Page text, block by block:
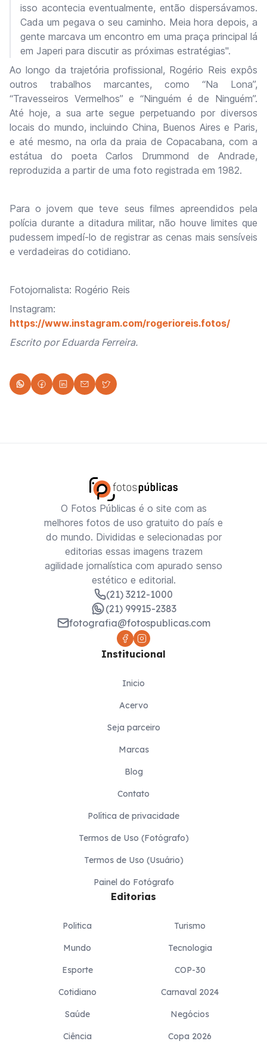
isso acontecia eventualmente, então dispersávamos.
Cada um pegava o seu caminho. Meia hora depois, a
gente marcava um encontro em uma praça principal lá
em Japeri para discutir as próximas estratégias".
Ao longo da trajetória profissional, Rogério Reis expôs
outros trabalhos marcantes, como “Na Lona”,
“Travesseiros Vermelhos” e “Ninguém é de Ninguém”.
Até hoje, a sua arte segue perpetuando por diversos
locais do mundo, incluindo China, Buenos Aires e Paris,
e até mesmo, na orla da praia de Copacabana, com a
estátua do poeta Carlos Drummond de Andrade,
reproduzida a partir de uma foto registrada em 1982.
Para o jovem que teve seus filmes apreendidos pela
polícia durante a ditadura militar, não houve limites que
pudessem impedí-lo de registrar as cenas mais sensíveis
e verdadeiras do cotidiano.
Fotojornalista: Rogério Reis
Instagram:
https://www.instagram.com/rogerioreis.fotos/
Escrito por Eduarda Ferreira.
O Fotos Públicas é o site com as
melhores fotos de uso gratuito do país e
do mundo. Divididas e selecionadas por
editorias essas imagens trazem
agilidade jornalística com apurado senso
estético e editorial.
(21) 3212-1000
(21) 99915-2383
fotografia@fotospublicas.com
Institucional
Inicio
Acervo
Seja parceiro
Marcas
Blog
Contato
Política de privacidade
Termos de Uso (Fotógrafo)
Termos de Uso (Usuário)
Painel do Fotógrafo
Editorias
Politica
Mundo
Esporte
Cotidiano
Saúde
Ciência
Turismo
Tecnologia
COP-30
Carnaval 2024
Negócios
Copa 2026